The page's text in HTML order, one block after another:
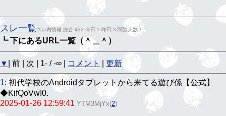
スレ一覧 スレ内情報:総合:432 今日:1 昨日:3 閲覧人数:1
┗ 下にあるURL一覧（＾＿＾）
▼ | 前 | 次 | 1- / -∞ | コメント 更新
1:初代学校のAndroidタブレットから来てる遊び係【公式】
◆KifQoVwI0.
2025-01-26 12:59:41 YTM3MjYx(2)